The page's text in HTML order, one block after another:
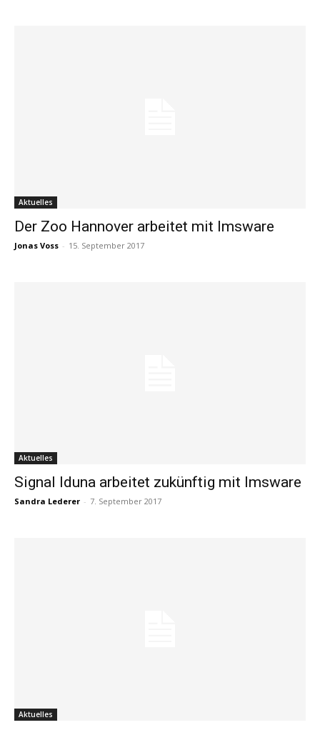
Aktuelles
Der Zoo Hannover arbeitet mit Imsware
Jonas Voss - 15. September 2017
Aktuelles
Signal Iduna arbeitet zukünftig mit Imsware
Sandra Lederer - 7. September 2017
Aktuelles